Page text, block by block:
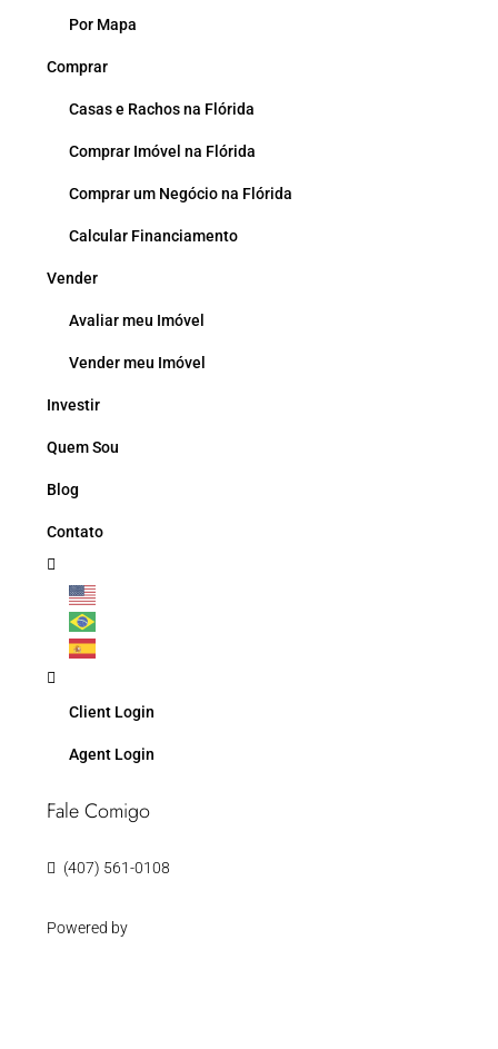
Por Mapa
Comprar
Casas e Rachos na Flórida
Comprar Imóvel na Flórida
Comprar um Negócio na Flórida
Calcular Financiamento
Vender
Avaliar meu Imóvel
Vender meu Imóvel
Investir
Quem Sou
Blog
Contato
Client Login
Agent Login
Fale Comigo
(407) 561-0108
Powered by